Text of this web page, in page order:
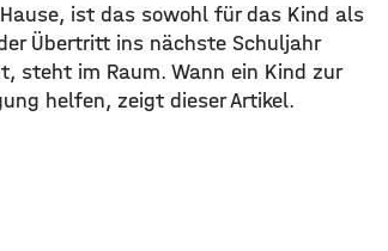
ist das sowohl für das Kind als
Übertritt ins nächste Schuljahr
steht im Raum. Wann ein Kind zur
helfen, zeigt dieser Artikel.